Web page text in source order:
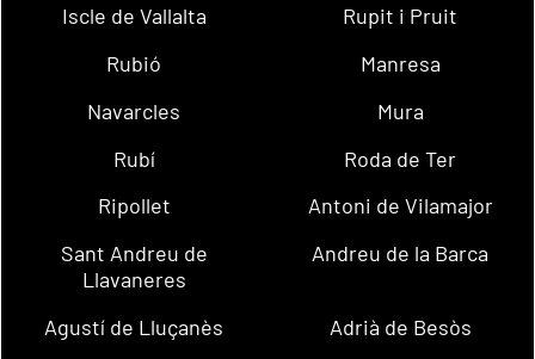
Iscle de Vallalta
Rupit i Pruit
Rubió
Manresa
Navarcles
Mura
Rubí
Roda de Ter
Ripollet
Antoni de Vilamajor
Sant Andreu de
Llavaneres
Andreu de la Barca
Agustí de Lluçanès
Adrià de Besòs